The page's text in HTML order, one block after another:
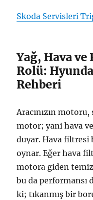
Skoda Servisleri
Yağ, Hava
Rolü:
Rehberi
Aracınızın
motor; yani hava
duyar. Hava
oynar. Eğer hava
motora giden temiz
bu da performansı
ki; tıkanmış bir